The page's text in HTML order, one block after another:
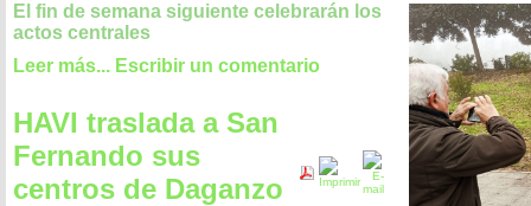
El fin de semana siguiente celebrarán los
actos centrales
Leer más... Escribir un comentario
HAVI traslada a San
Fernando sus
centros de Daganzo